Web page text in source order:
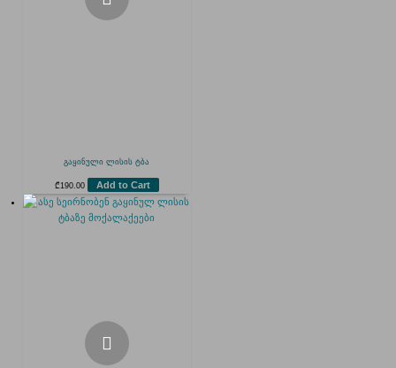
გაყინული ლისის ტბა
₾ 190.00 Add to Cart